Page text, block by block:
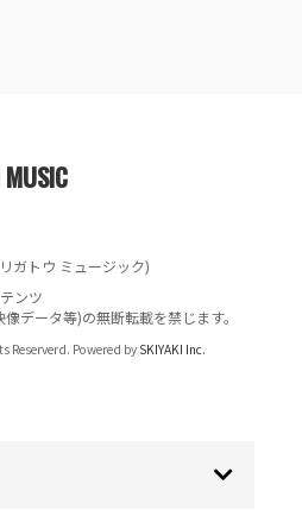
ガトウ ミュージック)
ンツ
データ等)の無断転載を禁じます。
Reserverd. Powered by SKIYAKI Inc.